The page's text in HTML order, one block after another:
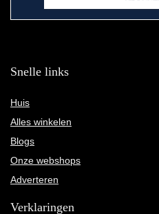
Snelle links
Huis
Alles winkelen
Blogs
Onze webshops
Adverteren
Verklaringen